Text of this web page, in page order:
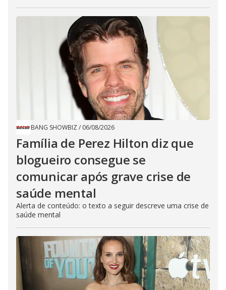
BANG SHOWBIZ / 06/08/2026
Família de Perez Hilton diz que
blogueiro consegue se
comunicar após grave crise de
saúde mental
Alerta de conteúdo: o texto a seguir descreve uma crise de
saúde mental